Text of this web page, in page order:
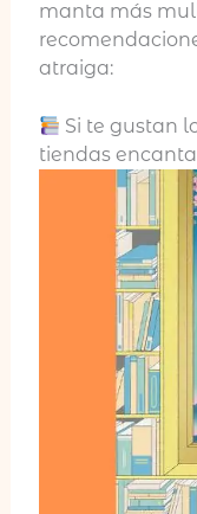
manta más
atraiga:
Si te gustan
tiendas